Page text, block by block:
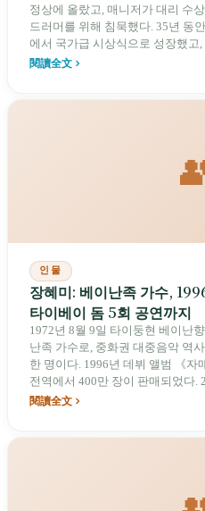
정상에 올랐고, 매니저가 대리 수
드러머를 위해 침묵했다. 35년 동
에서 국가급 시상식으로 성장했고,
의 14회 후보 지명에 왕관을 씌웠
閱讀全文
인물
장혜미: 베이난족 가수,
타이베이 돔 5회 공연까지
1972년 8월 9일 타이둥현 베이난
난족 가수로, 중화권 대중음악 역
한 명이다. 1996년 데뷔 앨범 《자
전역에서 400만 장이 판매되었다.
이베이 아레나 10회 공연을 진행했
閱讀全文